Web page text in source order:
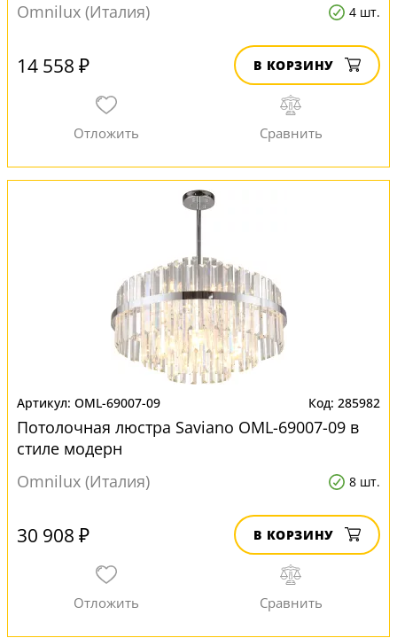
Omnilux (Италия)
4 шт.
14 558 ₽ В КОРЗИНУ
OML-69007-09 285982
Потолочная люстра Saviano OML-69007-09 в
стиле модерн
Omnilux (Италия)
8 шт.
30 908 ₽ В КОРЗИНУ